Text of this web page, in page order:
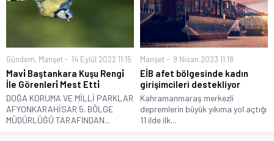
Gündem, Manşet 14 Eylül 2022 11:15
Mavi̇ Baştankara Kuşu Rengi̇
İle Görenleri̇ Mest Etti̇
DOĞA KORUMA VE MİLLİ PARKLAR
AFYONKARAHİSAR 5. BÖLGE
MÜDÜRLÜĞÜ TARAFINDAN...
Manşet 9 Nisan 2023 11:18
EİB afet bölgesinde kadın
girişimcileri destekliyor
Kahramanmaraş merkezli
depremlerin büyük yıkıma yol açtığı
11 ilde ilk...